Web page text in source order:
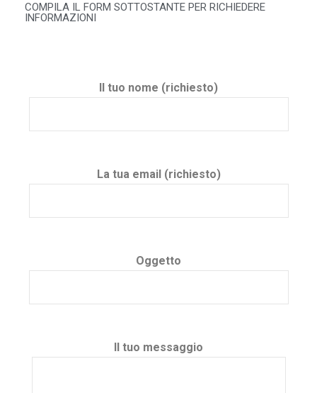
COMPILA IL FORM SOTTOSTANTE PER RICHIEDERE
INFORMAZIONI
Il tuo nome (richiesto)
La tua email (richiesto)
Oggetto
Il tuo messaggio